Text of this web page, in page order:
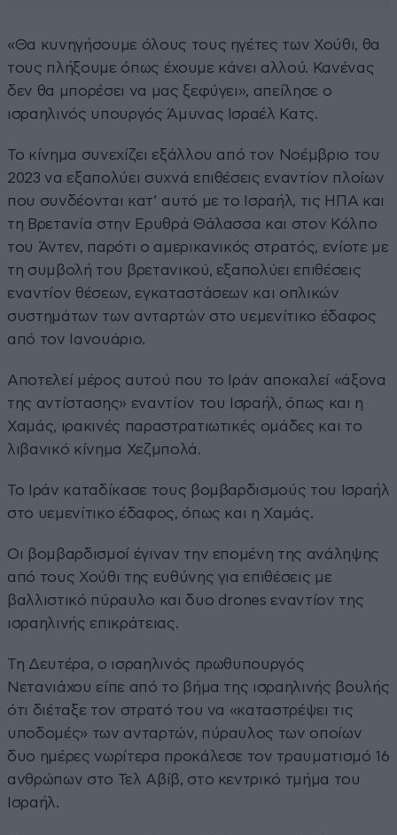
«Θα κυνηγήσουμε όλους τους ηγέτες των Χούθι, θα
τους πλήξουμε όπως έχουμε κάνει αλλού. Κανένας
δεν θα μπορέσει να μας ξεφύγει», απείλησε ο
ισραηλινός υπουργός Άμυνας Ισραέλ Κατς.
Το κίνημα συνεχίζει εξάλλου από τον Νοέμβριο του
2023 να εξαπολύει συχνά επιθέσεις εναντίον πλοίων
που συνδέονται κατ’ αυτό με το Ισραήλ, τις ΗΠΑ και
τη Βρετανία στην Ερυθρά Θάλασσα και στον Κόλπο
του Άντεν, παρότι ο αμερικανικός στρατός, ενίοτε με
τη συμβολή του βρετανικού, εξαπολύει επιθέσεις
εναντίον θέσεων, εγκαταστάσεων και οπλικών
συστημάτων των ανταρτών στο υεμενίτικο έδαφος
από τον Ιανουάριο.
Αποτελεί μέρος αυτού που το Ιράν αποκαλεί «άξονα
της αντίστασης» εναντίον του Ισραήλ, όπως και η
Χαμάς, ιρακινές παραστρατιωτικές ομάδες και το
λιβανικό κίνημα Χεζμπολά.
Το Ιράν καταδίκασε τους βομβαρδισμούς του Ισραήλ
στο υεμενίτικο έδαφος, όπως και η Χαμάς.
Οι βομβαρδισμοί έγιναν την επομένη της ανάληψης
από τους Χούθι της ευθύνης για επιθέσεις με
βαλλιστικό πύραυλο και δυο drones εναντίον της
ισραηλινής επικράτειας.
Τη Δευτέρα, ο ισραηλινός πρωθυπουργός
Νετανιάχου είπε από το βήμα της ισραηλινής βουλής
ότι διέταξε τον στρατό του να «καταστρέψει τις
υποδομές» των ανταρτών, πύραυλος των οποίων
δυο ημέρες νωρίτερα προκάλεσε τον τραυματισμό 16
ανθρώπων στο Τελ Αβίβ, στο κεντρικό τμήμα του
Ισραήλ.